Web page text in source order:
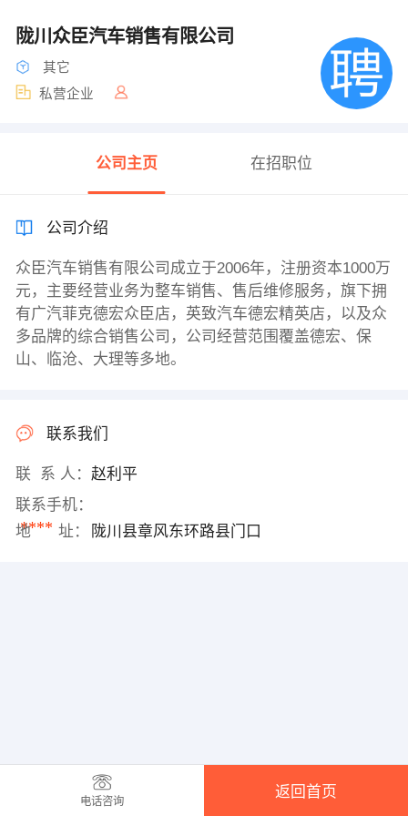
陇川众臣汽车销售有限公司
其它
私营企业
公司主页 在招职位
公司介绍
众臣汽车销售有限公司成立于2006年，注册资本1000万
元，主要经营业务为整车销售、售后维修服务，旗下拥
有广汽菲克德宏众臣店，英致汽车德宏精英店，以及众
多品牌的综合销售公司，公司经营范围覆盖德宏、保
山、临沧、大理等多地。
联系我们
联 系 人： 赵利平
联系手机：
****
地 址： 陇川县章风东环路县门口
电话咨询
返回首页